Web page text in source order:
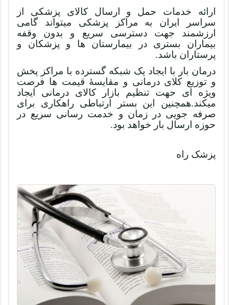
ارائه خدمات حمل و ارسال کالای پزشکی از
سراسر ایران به مراکز پزشکی میتواند گامی
ارزشمند جهت دسترسی سریع و بدون وقفه
بیماران بستری در بیمارستان ها و پزشکان و
پرستاران باشد.
درمان بار با ایجاد یک شبکه گسترده با مراکز پخش
و توزیع کلای درمانی و مقایسۀ قیمت ها فرصت
ویژه ای حهت تنظیم بازار کالای درمانی ایجاد
میکند.همچنین این بستر ارتباطی راهکاری برای
صرفه جویی در زمان و خدمت رسانی سریع در
حوزه ارسال بار خواهد بود.
پزشک راه